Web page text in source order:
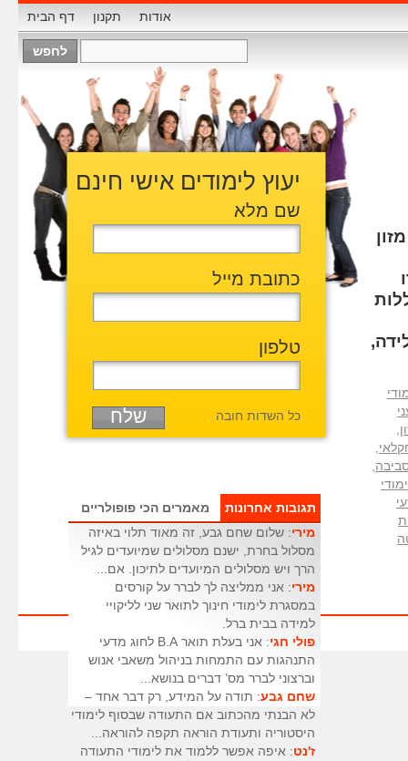
אודות תקנון דף הבית
יעוץ לימודים אישי חינם
שם מלא
כתובת מייל
טלפון
כל השדות חובה
תגובות אחרונות
מאמרים הכי פופולריים
מירי: שלום שחם גבע, זה מאוד תלוי באיזה
מסלול בחרת, ישנם מסלולים שמיועדים לגיל
הרך ויש מסלולים המיועדים לתיכון. אם...
מירי: אני ממליצה לך לברר על קורסים
במסגרת לימודי חינוך לתואר שני לליקויי
למידה בבית ברל.
פולי חגי
: אני בעלת תואר B.A לחוג מדעי
התנהגות עם התמחות בניהול משאבי אנוש
וברצוני לברר מס’ דברים בנושא...
שחם גבע: תודה על המידע, רק דבר אחד –
לא הבנתי מהכתוב אם התעודה שבסוף לימודי
היסטוריה ותעודת הוראה תקפה להוראה...
ז'נט: איפה אפשר ללמוד את לימודי התעודה